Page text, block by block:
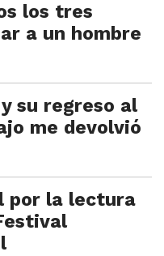
los tres
a un hombre
su regreso al
me devolvió
por la lectura